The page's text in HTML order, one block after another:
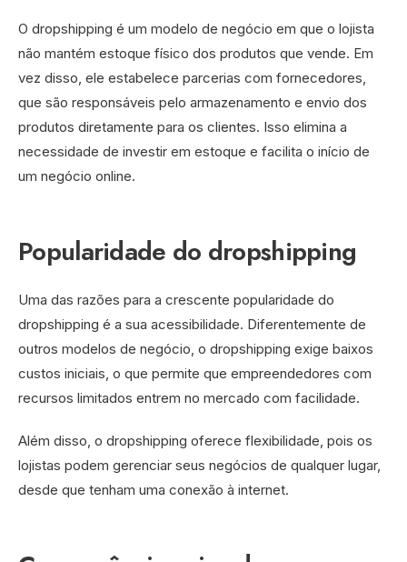
O dropshipping é um modelo de negócio em que o lojista
não mantém estoque físico dos produtos que vende. Em
vez disso, ele estabelece parcerias com fornecedores,
que são responsáveis pelo armazenamento e envio dos
produtos diretamente para os clientes. Isso elimina a
necessidade de investir em estoque e facilita o início de
um negócio online.
Popularidade do dropshipping
Uma das razões para a crescente popularidade do
dropshipping é a sua acessibilidade. Diferentemente de
outros modelos de negócio, o dropshipping exige baixos
custos iniciais, o que permite que empreendedores com
recursos limitados entrem no mercado com facilidade.
Além disso, o dropshipping oferece flexibilidade, pois os
lojistas podem gerenciar seus negócios de qualquer lugar,
desde que tenham uma conexão à internet.